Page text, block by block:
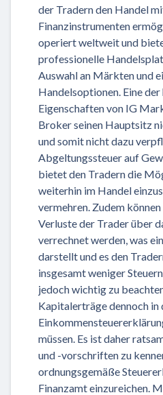
der Tradern den Handel
Finanzinstrumenten
operiert weltweit und
professionelle
Auswahl an Märkten und
Handelsoptionen. Eine
Eigenschaften von IG
Broker seinen Hauptsitz
und somit nicht dazu
Abgeltungssteuer auf
bietet den Tradern die
weiterhin im Handel
vermehren. Zudem
Verluste der Trader über
verrechnet werden, was
darstellt und es den
insgesamt weniger
jedoch wichtig zu
Kapitalerträge dennoch in
müssen. Es ist daher
und -vorschriften zu
ordnungsgemäße
Finanzamt einzureichen.